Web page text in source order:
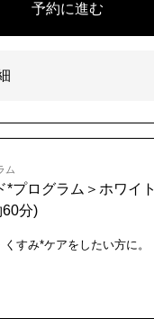
予約に進む
ム
*プログラム＞ホワイト
分)
すみ*ケアをしたい方に。